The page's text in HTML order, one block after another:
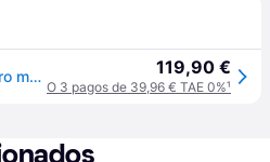
ADIDAS ORIGINALS Vaquero mezcla de colores 119,90 €
O 3 pagos de 39,96 € TAE 0%¹